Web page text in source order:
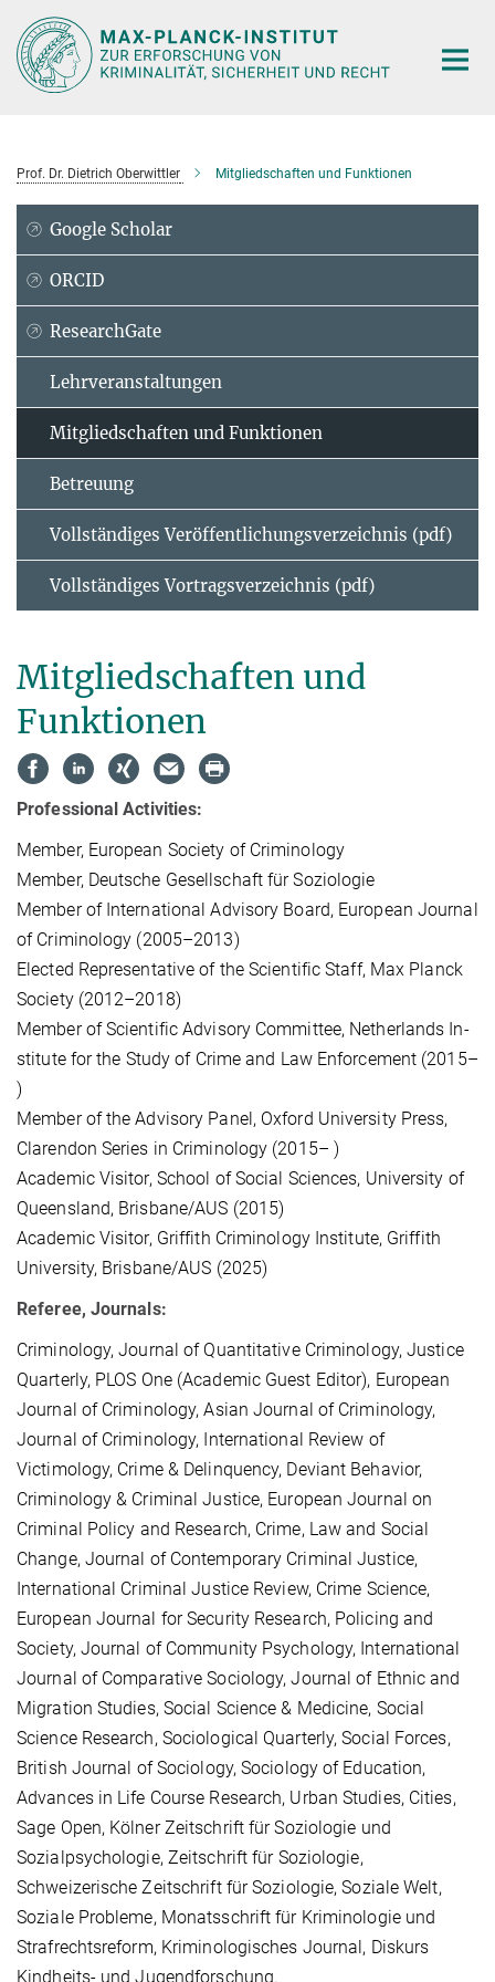
Hauptinhalt
Prof. Dr. Dietrich Oberwittler Mitgliedschaften und Funktionen
Google Scholar
ORCID
ResearchGate
Lehrveranstaltungen
Mitgliedschaften und Funktionen
Betreuung
Vollständiges Veröffentli­chungsverzeichnis (pdf)
Vollständiges Vortrags­verzeichnis (pdf)
Mitgliedschaften und
Funktionen
Pro­fes­sio­nal Ac­ti­vi­ties:
Mem­ber, Eu­ro­pean So­cie­ty of Cri­mi­no­lo­gy
Mem­ber, Deut­sche Ge­sell­schaft für So­zio­lo­gie
Mem­ber of In­ter­na­tio­nal Ad­vi­so­ry Board, Eu­ro­pean Jour­nal
of Cri­mi­no­lo­gy (2005–2013)
Elec­ted Re­pre­sen­ta­ti­ve of the Scien­ti­fic Staff, Max Planck
So­cie­ty (2012–2018)
Mem­ber of Scien­ti­fic Ad­vi­so­ry Com­mit­tee, Net­her­lands In­
sti­tu­te for the Stu­dy of Cri­me and Law En­for­ce­ment (2015–
)
Mem­ber of the Ad­vi­so­ry Pa­nel, Ox­ford Uni­ver­si­ty Press,
Cla­ren­don Se­ries in Cri­mi­no­lo­gy (2015– )
Aca­de­mic Vi­si­tor, School of So­ci­al Sciences, Uni­ver­si­ty of
Queens­land, Bris­ba­ne/AUS (2015)
Academic Visitor, Griffith Criminology Institute, Griffith
University, Brisbane/AUS (2025)
Re­fe­ree, Jour­nals:
Criminology, Journal of Quantitative Criminology, Justice
Quarterly, PLOS One (Academic Guest Editor), European
Jour­nal of Criminology, Asian Journal of Criminology,
Journal of Criminology, International Review of
Victimology, Crime & Delinquency, Deviant Behavior,
Criminology & Criminal Justice, European Journal on
Criminal Policy and Research, Crime, Law and Social
Change, Journal of Contemporary Criminal Justice,
International Criminal Justice Review, Crime Science,
European Journal for Security Research, Policing and
Society, Journal of Community Psychology, International
Journal of Comparative Sociology, Journal of Ethnic and
Migration Studies, Social Science & Medicine, Social
Science Research, Sociological Quarterly, Social Forces,
British Journal of Sociology, Sociology of Education,
Advances in Life Course Research, Urban Studies, Cities,
Sage Open, Kölner Zeitschrift für Soziologie und
Sozialpsychologie, Zeitschrift für Soziologie,
Schweizerische Zeitschrift für Soziologie, Soziale Welt,
Soziale Probleme, Monatsschrift für Kriminologie und
Strafrechtsreform, Kriminologisches Journal, Diskurs
Kindheits- und Jugendforschung.